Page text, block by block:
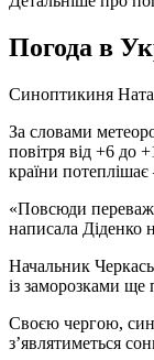
Погода в
Синоптикиня
За словами
повітря від +6 до
країни
«Повсюди
написала Діденко
Начальник
із заморозками ще
Своєю чергою,
з’являтиметься